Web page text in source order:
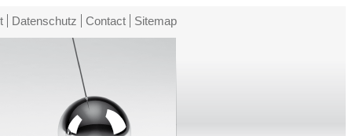
Datenschutz Contact Sitemap